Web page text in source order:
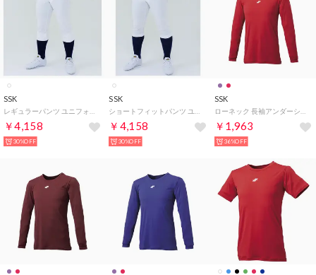
SSK
￥4,158
30%OFF
SSK
￥4,158
30%OFF
SSK
￥1,963
36%OFF